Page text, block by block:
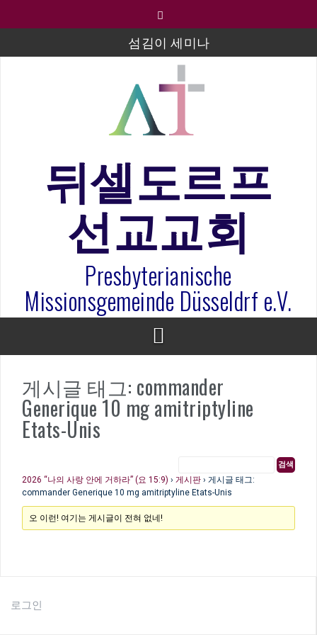
섬김이 세미나
김태희 자매 졸업연주
2023년 어린이 주일 유초등부 발표
라합3 나라 봉헌송
은퇴사-우선화 권사
20260322 주안에 가만히 머물기(요한복음 15:1-17) 손
훈목사
뒤셀도르프
선교교회
Presbyterianische
Missionsgemeinde Düsseldrf e.V.
게시글 태그: commander
Generique 10 mg amitriptyline
Etats-Unis
2026 “나의 사랑 안에 거하라” (요 15:9) › 게시판 › 게시글 태그:
commander Generique 10 mg amitriptyline Etats-Unis
오 이런! 여기는 게시글이 전혀 없네!
로그인